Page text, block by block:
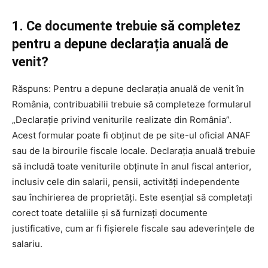
1. Ce documente trebuie să completez
pentru a depune declarația anuală de
venit?
Răspuns: Pentru a depune declarația anuală de venit în
România, contribuabilii trebuie să completeze formularul
„Declarație privind veniturile realizate din România”.
Acest formular poate fi obținut de pe site-ul oficial ANAF
sau de la birourile fiscale locale. Declarația anuală trebuie
să includă toate veniturile obținute în anul fiscal anterior,
inclusiv cele din salarii, pensii, activități independente
sau închirierea de proprietăți. Este esențial să completați
corect toate detaliile și să furnizați documente
justificative, cum ar fi fișierele fiscale sau adeverințele de
salariu.